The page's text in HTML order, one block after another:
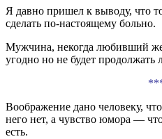
Я давно пришел к выводу, что
сделать по-настоящему больно.
Мужчина, некогда любивший
угодно но не будет
Воображение дано человеку,
него нет, а чувство юмора —
есть.